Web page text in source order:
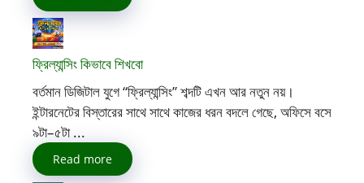
ফ্রিল্যান্সিং কিভাবে শিখবো
বর্তমান ডিজিটাল যুগে “ফ্রিল্যান্সিং” শব্দটি এখন আর নতুন নয়।
ইন্টারনেটের বিস্তারের সাথে সাথে কাজের ধরন বদলে গেছে, অফিসে বসে
৯টা–৫টা ...
Read more